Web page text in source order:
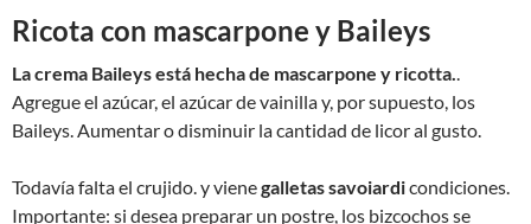
Ricota con mascarpone y Baileys
La crema Baileys está hecha de mascarpone y ricotta..
Agregue el azúcar, el azúcar de vainilla y, por supuesto, los
Baileys. Aumentar o disminuir la cantidad de licor al gusto.
Todavía falta el crujido. y vienegalletas savoiardicondiciones.
Importante: si desea preparar un postre, los bizcochos se